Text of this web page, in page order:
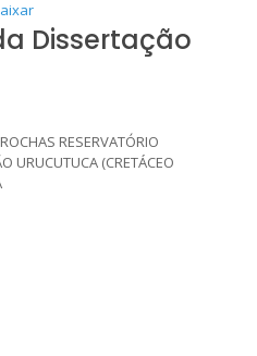
Dissertação
RESERVATÓRIO
URUCUTUCA (CRETÁCEO